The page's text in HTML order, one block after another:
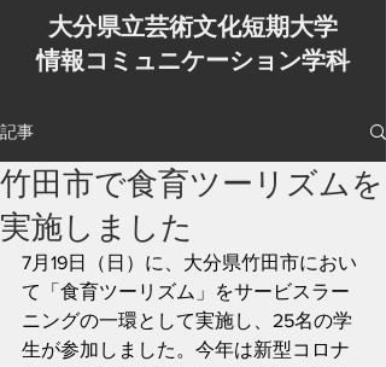
大分県立芸術文化短期大学
情報コミュニケーション学科
記事
竹田市で食育ツーリズムを
実施しました
7月19日（日）に、大分県竹田市におい
て「食育ツーリズム」をサービスラー
ニングの一環として実施し、25名の学
生が参加しました。今年は新型コロナ